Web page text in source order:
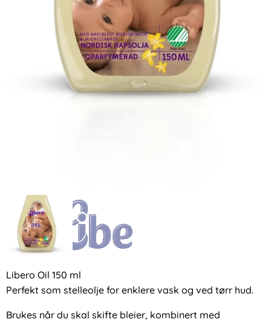
Libero Oil 150 ml
Perfekt som stelleolje for enklere vask og ved tørr hud.
Brukes når du skal skifte bleier, kombinert med